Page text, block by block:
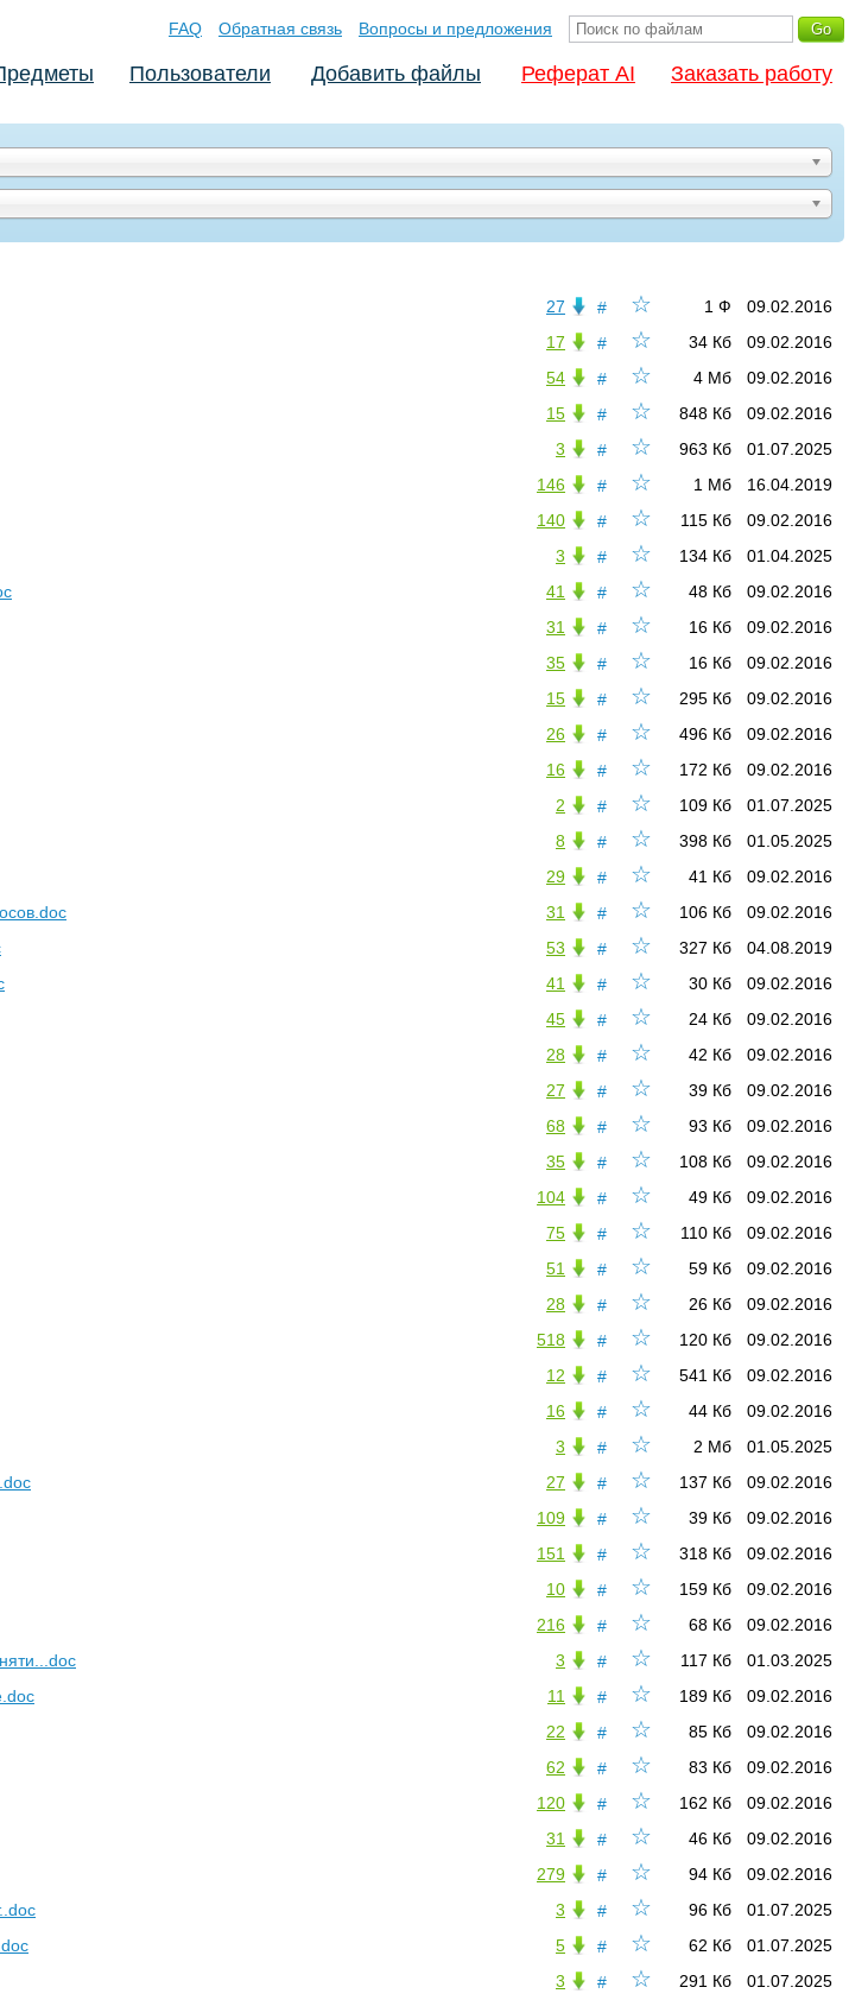
FAQ Обратная связь Вопросы и предложения
Пользователи Добавить файлы Реферат AI Заказать работу
☆
# 09.02.2016
1 Ф
27
☆
# 09.02.2016
34 Кб
17
☆
# 09.02.2016
4 Мб
54
☆
# 09.02.2016
848 Кб
15
☆
# 01.07.2025
963 Кб
3
☆
# 16.04.2019
1 Мб
146
☆
# 09.02.2016
115 Кб
140
☆
# 01.04.2025
134 Кб
3
☆
# 09.02.2016
48 Кб
41
☆
# 09.02.2016
16 Кб
31
☆
# 09.02.2016
16 Кб
35
☆
# 09.02.2016
295 Кб
15
☆
# 09.02.2016
496 Кб
26
☆
# 09.02.2016
172 Кб
16
☆
# 01.07.2025
109 Кб
2
☆
# 01.05.2025
398 Кб
8
☆
# 09.02.2016
41 Кб
29
☆
# 09.02.2016
106 Кб
31
☆
# 04.08.2019
327 Кб
53
☆
# 09.02.2016
30 Кб
41
☆
# 09.02.2016
24 Кб
45
☆
# 09.02.2016
42 Кб
28
☆
# 09.02.2016
39 Кб
27
☆
# 09.02.2016
93 Кб
68
☆
# 09.02.2016
108 Кб
35
☆
# 09.02.2016
49 Кб
104
☆
# 09.02.2016
110 Кб
75
☆
# 09.02.2016
59 Кб
51
☆
# 09.02.2016
26 Кб
28
☆
# 09.02.2016
120 Кб
518
☆
# 09.02.2016
541 Кб
12
☆
# 09.02.2016
44 Кб
16
☆
# 01.05.2025
2 Мб
3
☆
# 09.02.2016
137 Кб
27
☆
# 09.02.2016
39 Кб
109
☆
# 09.02.2016
318 Кб
151
☆
# 09.02.2016
159 Кб
10
☆
# 09.02.2016
68 Кб
216
☆
# 01.03.2025
117 Кб
3
☆
# 09.02.2016
189 Кб
11
☆
# 09.02.2016
85 Кб
22
☆
# 09.02.2016
83 Кб
62
☆
# 09.02.2016
162 Кб
120
☆
# 09.02.2016
46 Кб
31
☆
# 09.02.2016
94 Кб
279
☆
# 01.07.2025
96 Кб
3
☆
# 01.07.2025
62 Кб
5
☆
# 01.07.2025
291 Кб
3